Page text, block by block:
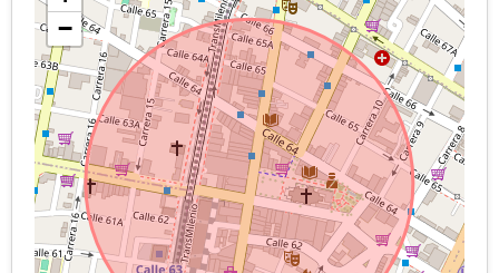
−